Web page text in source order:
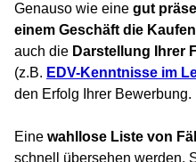
Genauso wie eine gut
einem Geschäft die
auch die Darstellung Ihrer
(z.B. EDV-Kenntnisse im
den Erfolg Ihrer Bewerbung.
Eine wahllose Liste von
schnell übersehen werden.